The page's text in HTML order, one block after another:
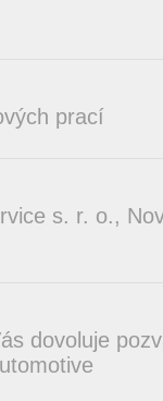
prací
s. r. o.,
dovoluje